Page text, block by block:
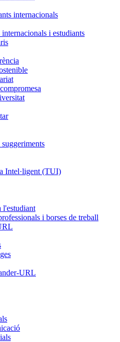
internacionals
i estudiants
Intel·ligent (TUI)
l'estudiant
i borses de treball
URL